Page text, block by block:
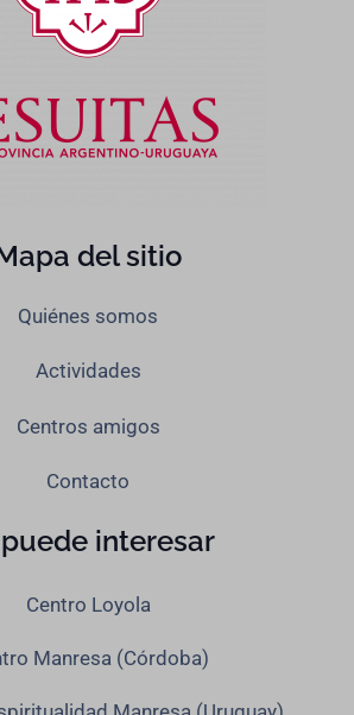
del sitio
Quiénes somos
Actividades
Centros amigos
Contacto
interesar
Centro Loyola
Manresa (Córdoba)